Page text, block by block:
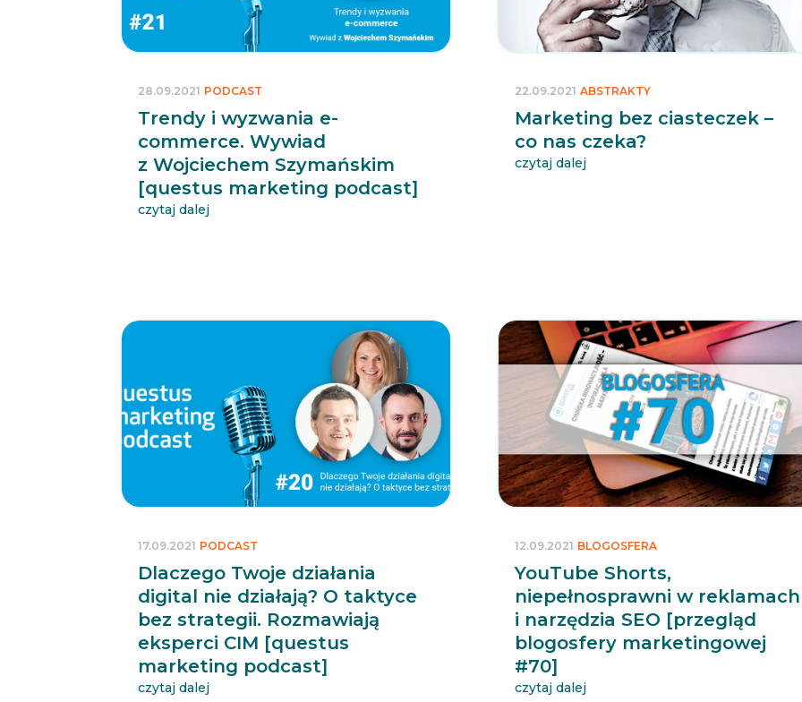
Trendy i wyzwania e-
commerce. Wywiad
z Wojciechem Szymańskim
[questus marketing podcast]
28.09.2021 PODCAST
czytaj dalej
Marketing bez ciasteczek –
co nas czeka?
22.09.2021 ABSTRAKTY
czytaj dalej
Dlaczego Twoje działania
digital nie działają? O taktyce
bez strategii. Rozmawiają
eksperci CIM [questus
marketing podcast]
17.09.2021 PODCAST
czytaj dalej
YouTube Shorts,
niepełnosprawni w reklamach
i narzędzia SEO [przegląd
blogosfery marketingowej
#70]
12.09.2021 BLOGOSFERA
czytaj dalej